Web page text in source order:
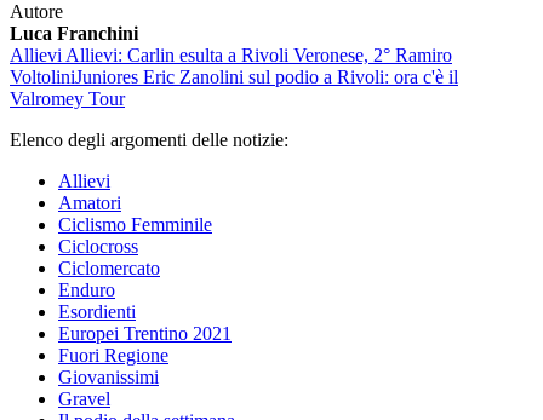
Autore
Luca Franchini
AllieviAllievi: Carlin esulta a Rivoli Veronese, 2° Ramiro
VoltoliniJuniores Eric Zanolini sul podio a Rivoli: ora c'è il
Valromey Tour
Elenco degli argomenti delle notizie:
Allievi
Amatori
Ciclismo Femminile
Ciclocross
Ciclomercato
Enduro
Esordienti
Europei Trentino 2021
Fuori Regione
Giovanissimi
Gravel